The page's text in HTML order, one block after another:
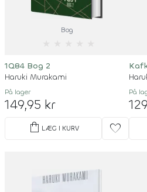
Bog
1Q84 Bog 2
Haruki Murakami
På lager
149,95 kr
shopping_bag LÆG I KURV favorite
På